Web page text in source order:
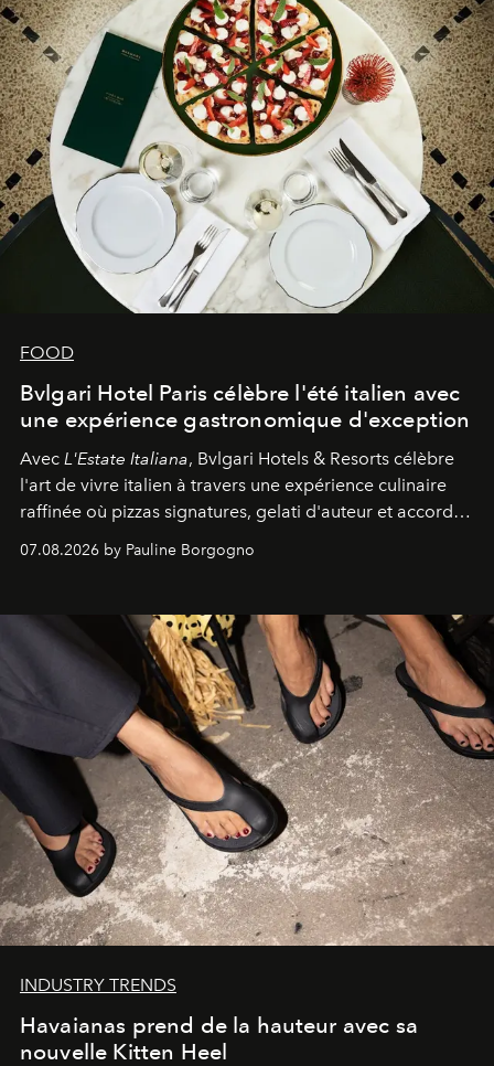
FOOD
Bvlgari Hotel Paris célèbre l'été italien avec
une expérience gastronomique d'exception
Avec L'Estate Italiana, Bvlgari Hotels & Resorts célèbre
l'art de vivre italien à travers une expérience culinaire
raffinée où pizzas signatures, gelati d'auteur et accords
d'exception composent un véritable voyage sensoriel.
07.08.2026 by Pauline Borgogno
INDUSTRY TRENDS
Havaianas prend de la hauteur avec sa
nouvelle Kitten Heel